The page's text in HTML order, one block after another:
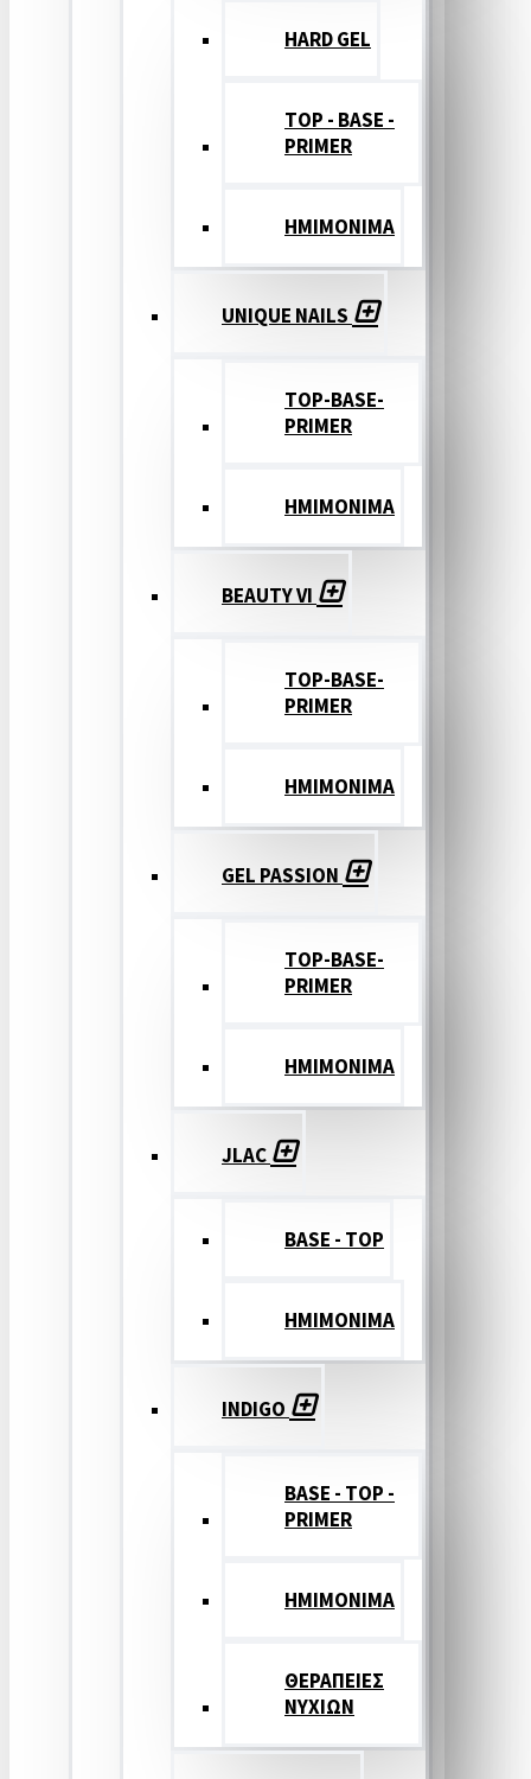
HARD GEL
TOP - BASE -
PRIMER
ΗΜΙΜΟΝΙΜΑ
UNIQUE NAILS
TOP-BASE-
PRIMER
ΗΜΙΜΟΝΙΜΑ
BEAUTY VI
TOP-BASE-
PRIMER
ΗΜΙΜΟΝΙΜΑ
GEL PASSION
TOP-BASE-
PRIMER
ΗΜΙΜΟΝΙΜΑ
JLAC
BASE - TOP
ΗΜΙΜΟΝΙΜΑ
INDIGO
BASE - TOP -
PRIMER
HMIMONIMA
ΘΕΡΑΠΕΙΕΣ
ΝΥΧΙΩΝ